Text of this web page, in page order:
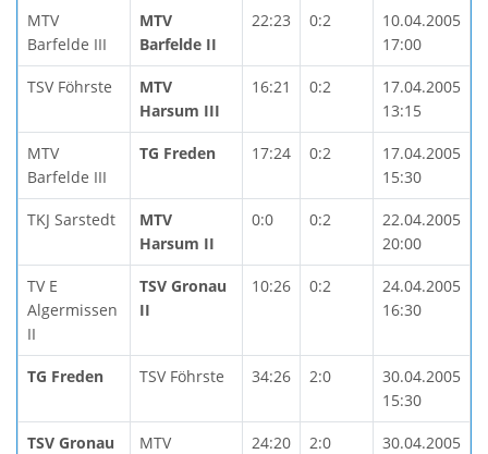
MTV
Barfelde III
MTV
Barfelde II
22:23 0:2
10.04.2005
17:00
TSV Föhrste
MTV
Harsum III
16:21 0:2
17.04.2005
13:15
MTV
Barfelde III
TG Freden 17:24 0:2
17.04.2005
15:30
TKJ Sarstedt
MTV
Harsum II
0:0 0:2
22.04.2005
20:00
TV E
Algermissen
II
TSV Gronau
II
10:26 0:2
24.04.2005
16:30
TG Freden TSV Föhrste 34:26 2:0
30.04.2005
15:30
TSV Gronau
MTV
24:20 2:0
30.04.2005